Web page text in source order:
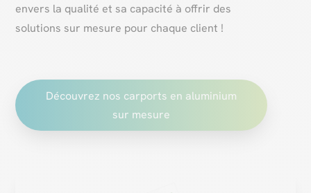
envers la qualité et sa capacité à offrir des
solutions sur mesure pour chaque client !
Découvrez nos carports en aluminium
sur mesure